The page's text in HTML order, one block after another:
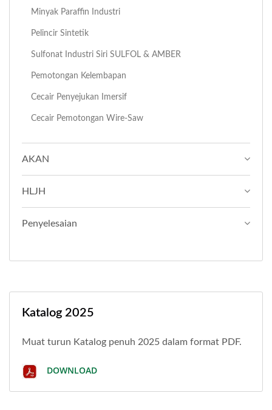
Minyak Paraffin Industri
Pelincir Sintetik
Sulfonat Industri Siri SULFOL & AMBER
Pemotongan Kelembapan
Cecair Penyejukan Imersif
Cecair Pemotongan Wire-Saw
AKAN
HLJH
Penyelesaian
Katalog 2025
Muat turun Katalog penuh 2025 dalam format PDF.
DOWNLOAD